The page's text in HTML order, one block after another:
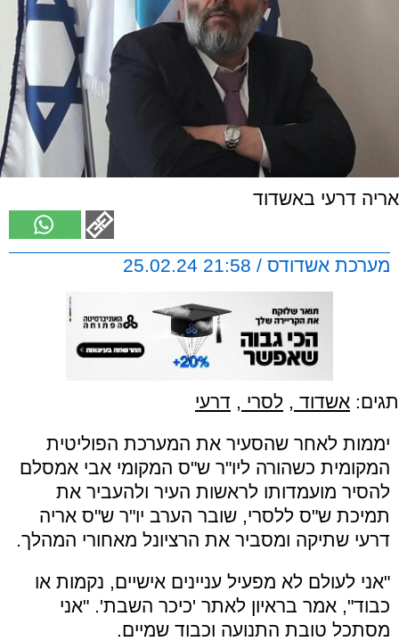
אריה דרעי באשדוד
מערכת אשדודס / 21:58 25.02.24
תגים: אשדוד , לסרי , דרעי
יממות לאחר שהסעיר את המערכת הפוליטית
המקומית כשהורה ליו"ר ש"ס המקומי אבי אמסלם
להסיר מועמדותו לראשות העיר ולהעביר את
תמיכת ש"ס ללסרי, שובר הערב יו"ר ש"ס אריה
דרעי שתיקה ומסביר את הרציונל מאחורי המהלך.
"אני לעולם לא מפעיל עניינים אישיים, נקמות או
כבוד", אמר בראיון לאתר 'כיכר השבת'. "אני
מסתכל טובת התנועה וכבוד שמיים.